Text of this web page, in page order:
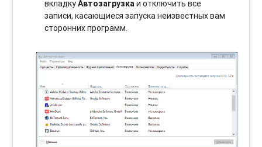
вкладкуАвтозагрузка и отключить все
записи, касающиеся запуска неизвестных вам
сторонних программ.